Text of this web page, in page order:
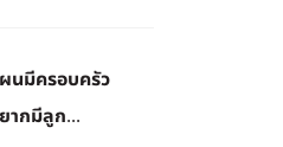
นมีครอบครัว
ากมีลูก...